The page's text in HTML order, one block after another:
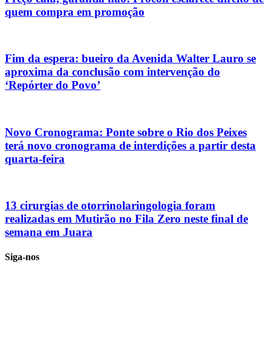
quem compra em promoção
Fim da espera: bueiro da Avenida Walter Lauro se
aproxima da conclusão com intervenção do
‘Repórter do Povo’
Novo Cronograma: Ponte sobre o Rio dos Peixes
terá novo cronograma de interdições a partir desta
quarta-feira
13 cirurgias de otorrinolaringologia foram
realizadas em Mutirão no Fila Zero neste final de
semana em Juara
Siga-nos